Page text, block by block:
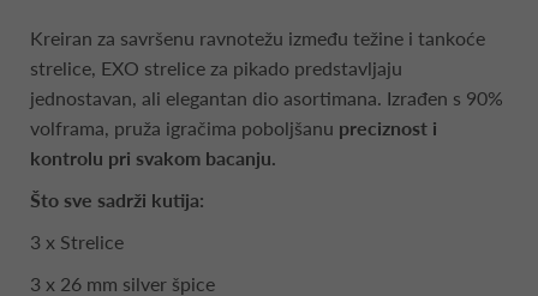
Kreiran za savršenu ravnotežu između težine i tankoće
strelice, EXO strelice za pikado predstavljaju
jednostavan, ali elegantan dio asortimana. Izrađen s 90%
volframa, pruža igračima poboljšanu preciznost i
kontrolu pri svakom bacanju.
Što sve sadrži kutija:
3 x Strelice
3 x 26 mm silver špice